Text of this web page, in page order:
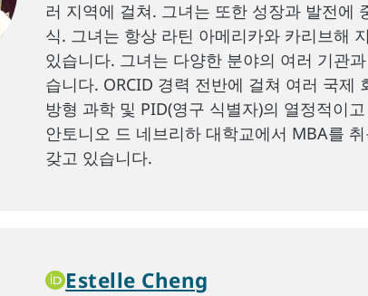
러 지역에 걸쳐. 그녀는 또한 성장과 발전에
식. 그녀는 항상 라틴 아메리카와 카리브해
있습니다. 그녀는 다양한 분야의 여러 기관
습니다. ORCID 경력 전반에 걸쳐 여러 국제
방형 과학 및 PID(영구 식별자)의 열정적이
안토니오 드 네브리하 대학교에서 MBA를
갖고 있습니다.
Estelle Cheng